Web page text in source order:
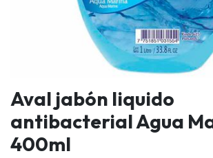
Aval jabón liquido
antibacterial Agua
400ml